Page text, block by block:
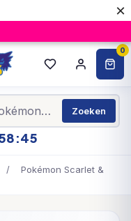
×
0
Zoeken
/
Pokémon Scarlet &